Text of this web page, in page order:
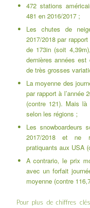
472 stations
481 en 2016/2017 ;
Les chutes de
2017/2018 par
de 173in (soit
dernières années
de très grosses
La moyenne des
par rapport à l’année
(contre 121). Mais là
selon les régions ;
Les snowboardeurs
2017/2018 et ne
pratiquants aux USA
A contrario, le prix
avec un forfait
moyenne (contre
Pour plus de chiffres